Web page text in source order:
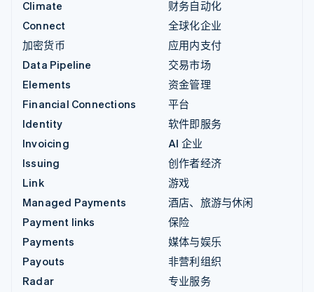
Climate
Connect
加密货币
Data Pipeline
Elements
Financial Connections
Identity
Invoicing
Issuing
Link
Managed Payments
Payment links
Payments
Payouts
Radar
财务自动化
全球化企业
应用内支付
交易市场
资金管理
平台
软件即服务
AI 企业
创作者经济
游戏
酒店、旅游与休闲
保险
媒体与娱乐
非营利组织
专业服务